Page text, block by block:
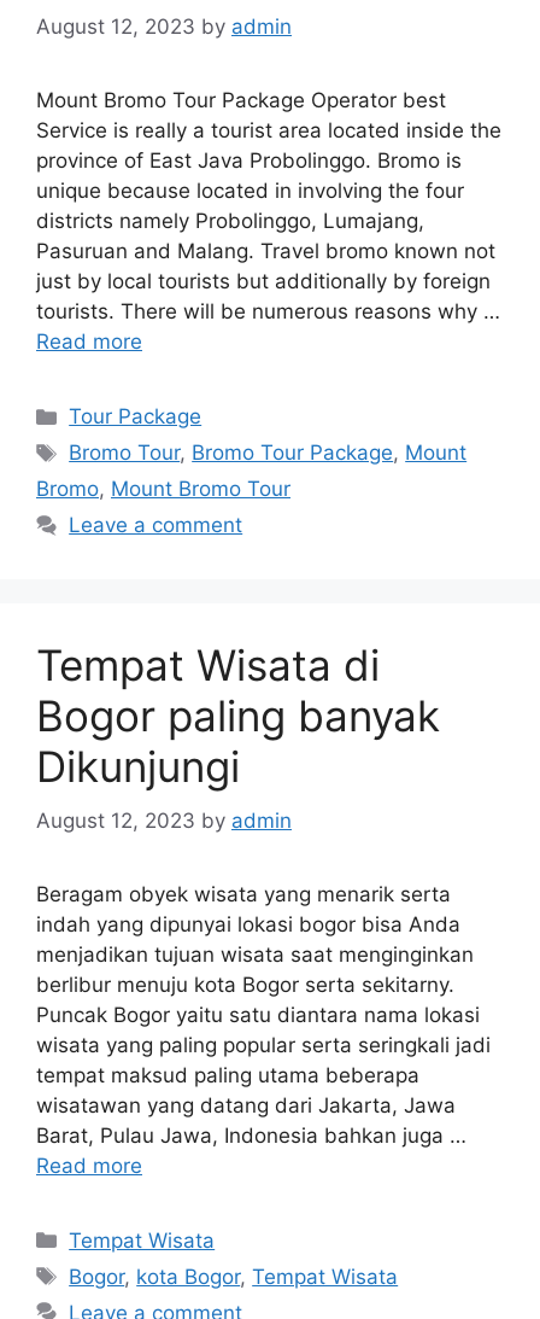
August 12, 2023 by admin
Mount Bromo Tour Package Operator best
Service is really a tourist area located inside the
province of East Java Probolinggo. Bromo is
unique because located in involving the four
districts namely Probolinggo, Lumajang,
Pasuruan and Malang. Travel bromo known not
just by local tourists but additionally by foreign
tourists. There will be numerous reasons why …
Read more
Categories
Tour Package
Tags
Bromo Tour, Bromo Tour Package, Mount
Bromo, Mount Bromo Tour
Leave a comment
Tempat Wisata di
Bogor paling banyak
Dikunjungi
August 12, 2023 by admin
Beragam obyek wisata yang menarik serta
indah yang dipunyai lokasi bogor bisa Anda
menjadikan tujuan wisata saat menginginkan
berlibur menuju kota Bogor serta sekitarny.
Puncak Bogor yaitu satu diantara nama lokasi
wisata yang paling popular serta seringkali jadi
tempat maksud paling utama beberapa
wisatawan yang datang dari Jakarta, Jawa
Barat, Pulau Jawa, Indonesia bahkan juga …
Read more
Categories
Tempat Wisata
Tags
Bogor, kota Bogor,Tempat Wisata
Leave a comment